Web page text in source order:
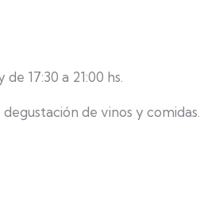
de 17:30 a 21:00 hs.
de vinos y comidas.